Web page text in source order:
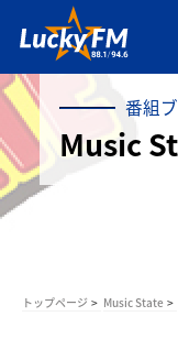
番組
Music
トップページ Music State